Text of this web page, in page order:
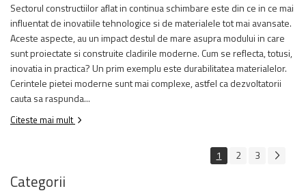
Sectorul constructiilor aflat in continua schimbare este din ce in ce mai
influentat de inovatiile tehnologice si de materialele tot mai avansate.
Aceste aspecte, au un impact destul de mare asupra modului in care
sunt proiectate si construite cladirile moderne. Cum se reflecta, totusi,
inovatia in practica? Un prim exemplu este durabilitatea materialelor.
Cerintele pietei moderne sunt mai complexe, astfel ca dezvoltatorii
cauta sa raspunda...
Citeste mai mult
1 2 3
Categorii